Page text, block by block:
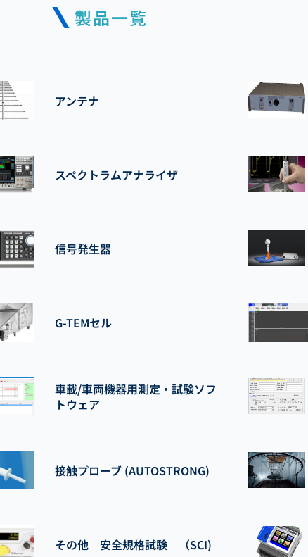
製品一覧
アンテナ
スペクトラムアナライザ
信号発生器
G-TEMセル
車載/車両機器用測定・試験ソフ
トウェア
接触プローブ (AUTOSTRONG)
その他 安全規格試験 （SCI)